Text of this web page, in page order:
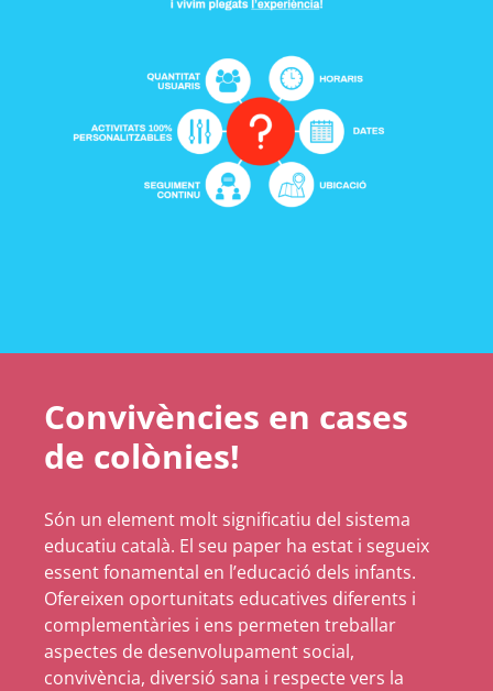
Convivències en cases
de colònies!
Són un element molt significatiu del sistema
educatiu català. El seu paper ha estat i segueix
essent fonamental en l’educació dels infants.
Ofereixen oportunitats educatives diferents i
complementàries i ens permeten treballar
aspectes de desenvolupament social,
convivència, diversió sana i respecte vers la